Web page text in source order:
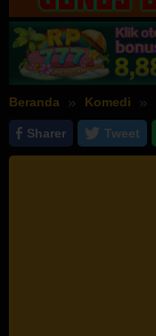
Beranda Komedi
Sharer Tweet